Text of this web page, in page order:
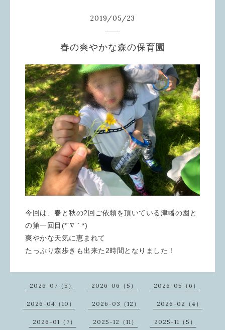
2019/05/23
春の爽やかな森の保育園
今回は、春と秋の2回ご依頼を頂いている津幡の園と
の第一回目(*´∇｀*)
爽やかな天気に恵まれて
たっぷり森歩きも出来た2時間となりました！
2026-07（5） 2026-06（5） 2026-05（6）
2026-04（10） 2026-03（12） 2026-02（4）
2026-01（7） 2025-12（11） 2025-11（5）